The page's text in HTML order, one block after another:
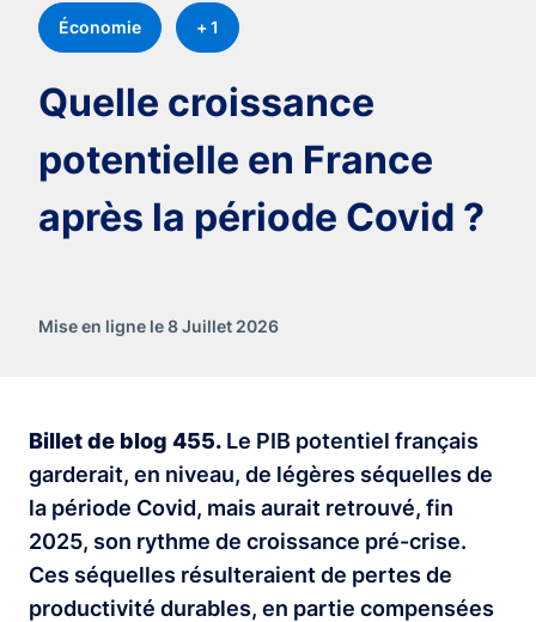
Économie + 1
Quelle croissance
potentielle en France
après la période Covid ?
Mise en ligne le 8 Juillet 2026
Billet de blog 455. Le PIB potentiel français
garderait, en niveau, de légères séquelles de
la période Covid, mais aurait retrouvé, fin
2025, son rythme de croissance pré-crise.
Ces séquelles résulteraient de pertes de
productivité durables, en partie compensées